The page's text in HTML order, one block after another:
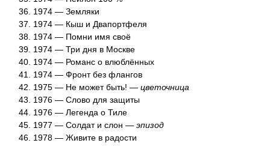
1974 — Земляки
1974 — Кыш и Двапортфеля
1974 — Помни имя своё
1974 — Три дня в Москве
1974 — Романс о влюблённых
1974 — Фронт без флангов
1975 — Не может быть! — цветочница
1976 — Слово для защиты
1976 — Легенда о Тиле
1977 — Солдат и слон — эпизод
1978 — Живите в радости